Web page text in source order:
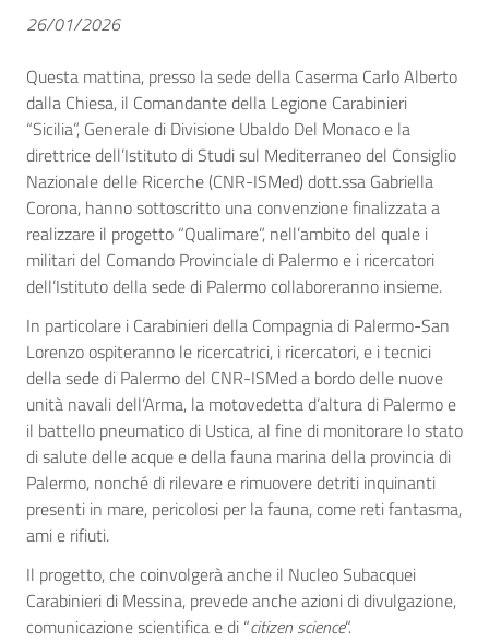
26/01/2026
Questa mattina, presso la sede della Caserma Carlo Alberto
dalla Chiesa, il Comandante della Legione Carabinieri
“Sicilia”, Generale di Divisione Ubaldo Del Monaco e la
direttrice dell’Istituto di Studi sul Mediterraneo del Consiglio
Nazionale delle Ricerche (CNR-ISMed) dott.ssa Gabriella
Corona, hanno sottoscritto una convenzione finalizzata a
realizzare il progetto “Qualimare”, nell’ambito del quale i
militari del Comando Provinciale di Palermo e i ricercatori
dell’Istituto della sede di Palermo collaboreranno insieme.
In particolare i Carabinieri della Compagnia di Palermo-San
Lorenzo ospiteranno le ricercatrici, i ricercatori, e i tecnici
della sede di Palermo del CNR-ISMed a bordo delle nuove
unità navali dell’Arma, la motovedetta d’altura di Palermo e
il battello pneumatico di Ustica, al fine di monitorare lo stato
di salute delle acque e della fauna marina della provincia di
Palermo, nonché di rilevare e rimuovere detriti inquinanti
presenti in mare, pericolosi per la fauna, come reti fantasma,
ami e rifiuti.
Il progetto, che coinvolgerà anche il Nucleo Subacquei
Carabinieri di Messina, prevede anche azioni di divulgazione,
comunicazione scientifica e di “citizen science“.